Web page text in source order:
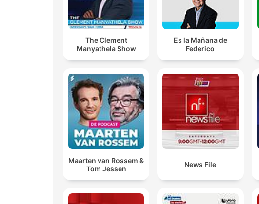
The Clement
Manyathela Show
Es la Mañana de
Federico
Maarten van Rossem &
Tom Jessen
News File